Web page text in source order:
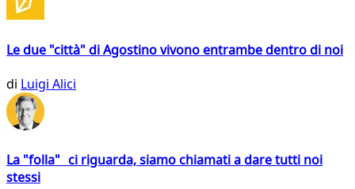
Le due "città" di Agostino vivono entrambe dentro di noi
di Luigi Alici
La "folla" ci riguarda, siamo chiamati a dare tutti noi
stessi